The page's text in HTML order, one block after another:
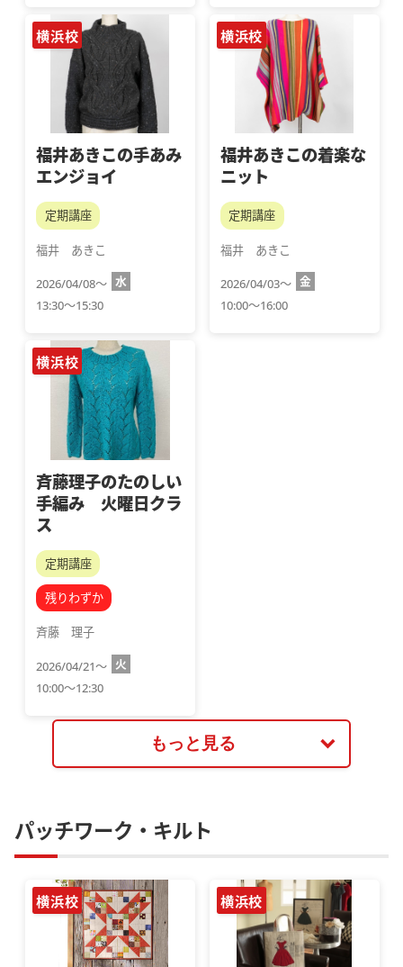
横浜校
福井あきこの手あみ
エンジョイ
定期講座
福井　あきこ
2026/04/08～ 水
13:30～15:30
横浜校
福井あきこの着楽な
ニット
定期講座
福井　あきこ
2026/04/03～ 金
10:00～16:00
横浜校
斉藤理子のたのしい
手編み 火曜日クラ
ス
定期講座
残りわずか
斉藤　理子
2026/04/21～ 火
10:00～12:30
もっと見る
パッチワーク・キルト
横浜校 横浜校